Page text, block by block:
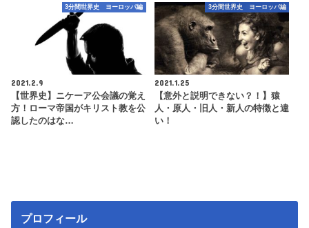
3分間世界史 ヨーロッパ編
2021.2.9
【世界史】ニケーア公会議の覚え
方！ローマ帝国がキリスト教を公
認したのはな…
3分間世界史 ヨーロッパ編
2021.1.25
【意外と説明できない？！】猿
人・原人・旧人・新人の特徴と違
い！
プロフィール